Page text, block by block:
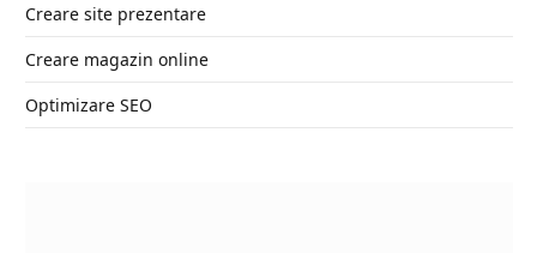
Creare site prezentare
Creare magazin online
Optimizare SEO